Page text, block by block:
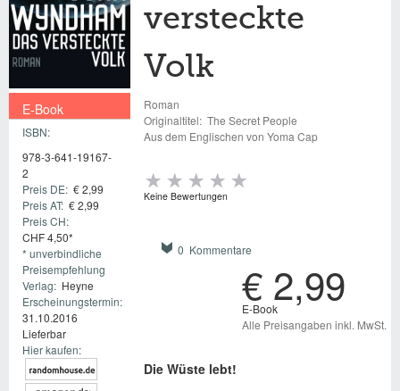
E-Book
ISBN:
978-3-641-19167-
2
Preis DE: € 2,99
Preis AT: € 2,99
Preis CH:
CHF 4,50*
* unverbindliche
Preisempfehlung
Verlag: Heyne
Erscheinungstermin:
31.10.2016
Lieferbar
Hier kaufen:
versteckte
Volk
Roman
Originaltitel: The Secret People
Aus dem Englischen von Yoma Cap
Keine Bewertungen
0 Kommentare
€ 2,99
E-Book
Alle Preisangaben inkl. MwSt.
Die Wüste lebt!